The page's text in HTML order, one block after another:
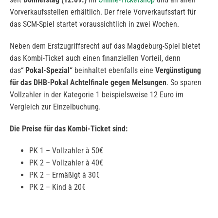
Vorverkaufsstellen erhältlich. Der freie Vorverkaufsstart für
das SCM-Spiel startet voraussichtlich in zwei Wochen.
Neben dem Erstzugriffsrecht auf das Magdeburg-Spiel bietet
das Kombi-Ticket auch einen finanziellen Vorteil, denn
das“ Pokal-Spezial“ beinhaltet ebenfalls eine Vergünstigung
für das DHB-Pokal Achtelfinale gegen Melsungen. So sparen
Vollzahler in der Kategorie 1 beispielsweise 12 Euro im
Vergleich zur Einzelbuchung.
Die Preise für das Kombi-Ticket sind:
PK 1 – Vollzahler à 50€
PK 2 – Vollzahler à 40€
PK 2 – Ermäßigt à 30€
PK 2 – Kind à 20€